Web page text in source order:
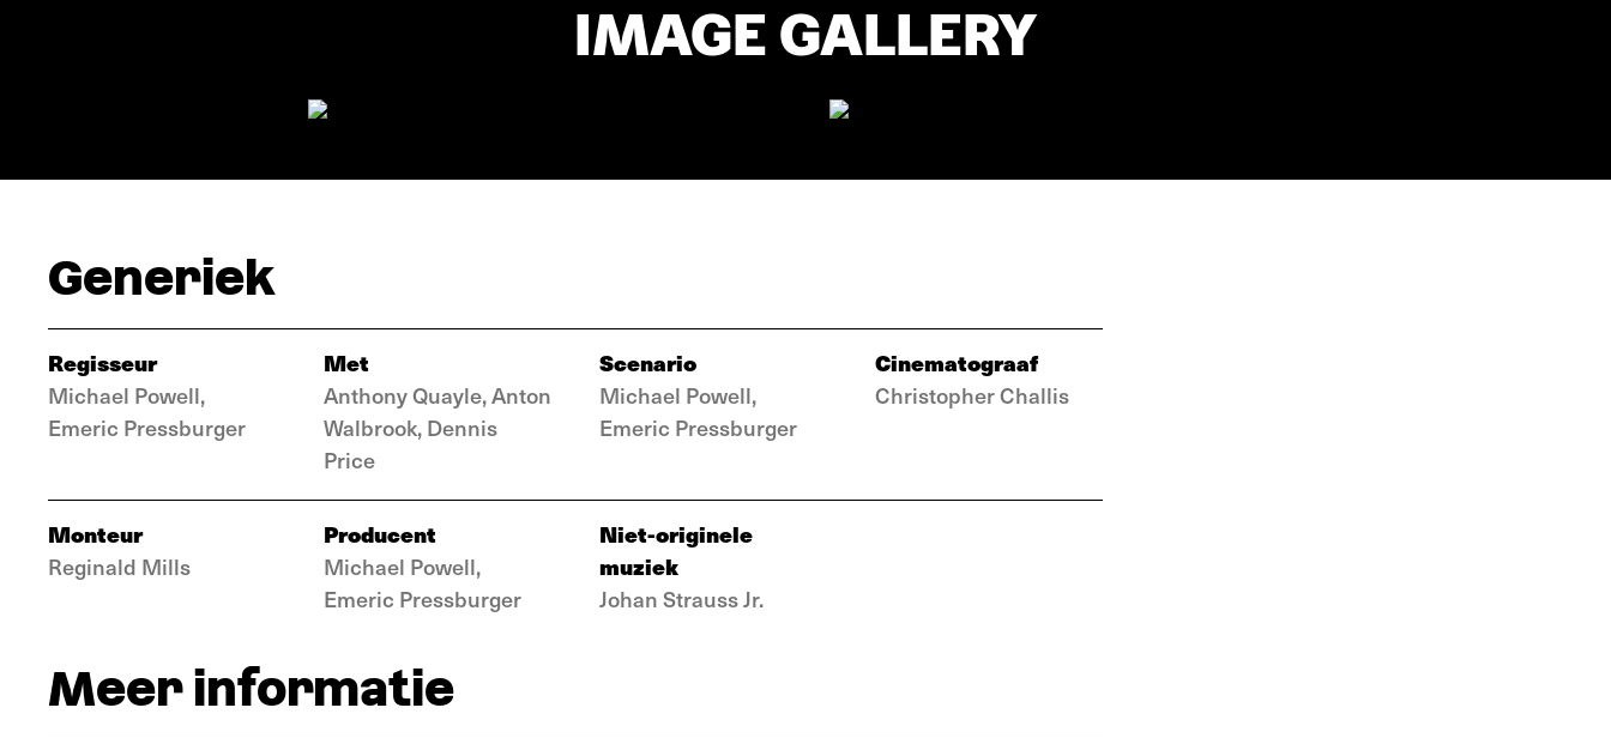
IMAGE GALLERY
Generiek
Regisseur
Michael Powell,
Emeric Pressburger
Met
Anthony Quayle, Anton
Walbrook, Dennis
Price
Scenario
Michael Powell,
Emeric Pressburger
Cinematograaf
Christopher Challis
Monteur
Reginald Mills
Producent
Michael Powell,
Emeric Pressburger
Niet-originele
muziek
Johan Strauss Jr.
Meer informatie